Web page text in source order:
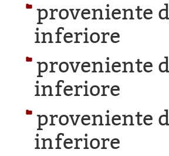
proveniente
inferiore
proveniente
inferiore
proveniente
inferiore